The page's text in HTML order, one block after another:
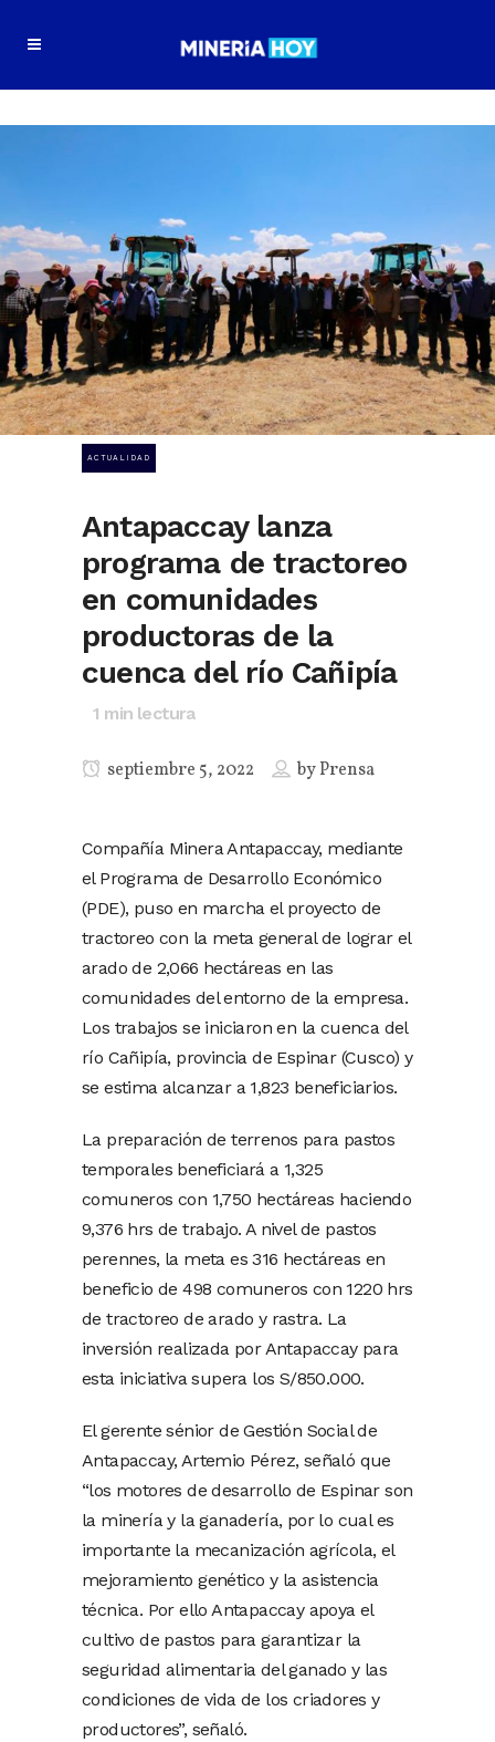
ACTUALIDAD
Antapaccay lanza
programa de tractoreo
en comunidades
productoras de la
cuenca del río Cañipía
1 min lectura
septiembre 5, 2022 byPrensa
Compañía Minera Antapaccay, mediante
el Programa de Desarrollo Económico
(PDE), puso en marcha el proyecto de
tractoreo con la meta general de lograr el
arado de 2,066 hectáreas en las
comunidades del entorno de la empresa.
Los trabajos se iniciaron en la cuenca del
río Cañipía, provincia de Espinar (Cusco) y
se estima alcanzar a 1,823 beneficiarios.
La preparación de terrenos para pastos
temporales beneficiará a 1,325
comuneros con 1,750 hectáreas haciendo
9,376 hrs de trabajo. A nivel de pastos
perennes, la meta es 316 hectáreas en
beneficio de 498 comuneros con 1220 hrs
de tractoreo de arado y rastra. La
inversión realizada por Antapaccay para
esta iniciativa supera los S/850.000.
El gerente sénior de Gestión Social de
Antapaccay, Artemio Pérez, señaló que
“los motores de desarrollo de Espinar son
la minería y la ganadería, por lo cual es
importante la mecanización agrícola, el
mejoramiento genético y la asistencia
técnica. Por ello Antapaccay apoya el
cultivo de pastos para garantizar la
seguridad alimentaria del ganado y las
condiciones de vida de los criadores y
productores”, señaló.